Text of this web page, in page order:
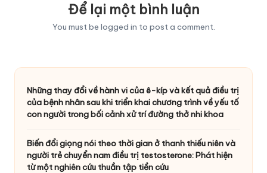
Để lại một bình luận
You must be logged in to post a comment.
Những thay đổi về hành vi của ê-kíp và kết quả điều trị
của bệnh nhân sau khi triển khai chương trình về yếu tố
con người trong bối cảnh xử trí đường thở nhi khoa
Biến đổi giọng nói theo thời gian ở thanh thiếu niên và
người trẻ chuyển nam điều trị testosterone: Phát hiện
từ một nghiên cứu thuần tập tiền cứu